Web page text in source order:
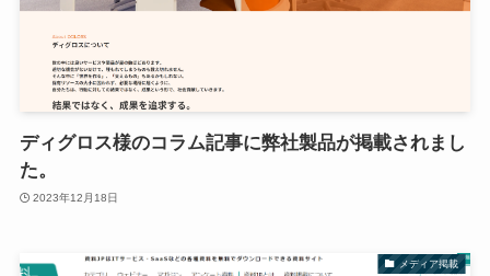
ディグロス様のコラム記事に弊社製品が掲載されまし
た。
2023年12月18日
メディア掲載